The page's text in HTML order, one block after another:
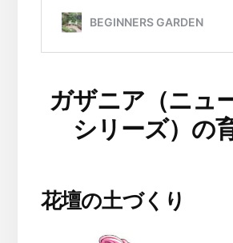
ガザニア（ニュ
シリーズ）の
花壇の土づくり